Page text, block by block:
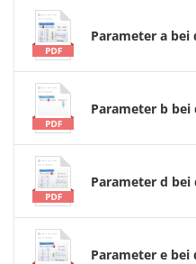
Parameter a
Parameter b
Parameter d
Parameter e